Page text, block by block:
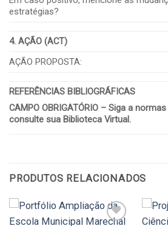
estratégias?
4. AÇÃO (ACT)
AÇÃO PROPOSTA:
REFERÊNCIAS BIBLIOGRÁFICAS
CAMPO OBRIGATÓRIO – Siga a
consulte sua Biblioteca Virtual.
PRODUTOS RELACIONADOS